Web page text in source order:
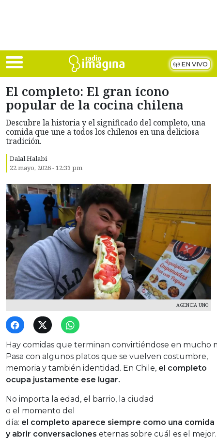
EN VIVO
El completo: El gran ícono
popular de la cocina chilena
Descubre la historia y el significado del completo, una
comida que une a todos los chilenos en una deliciosa
tradición.
Dalal Halabi
22 mayo, 2026 - 12:33 pm
AGENCIA UNO
Hay comidas que terminan convirtiéndose en mucho
Pasa con algunos platos que se vuelven costumbre,
memoria y también identidad. En Chile, el completo
ocupa justamente ese lugar.
No importa la edad, el barrio, la ciudad
o el momento del
día: el completo aparece siempre como una
y abrir conversaciones eternas sobre cuál es el mejor.